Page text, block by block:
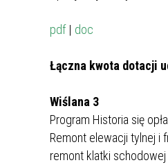
pdf| doc
Łączna kwota dotacji
Wiślana 3
Program Historia się
Remont elewacji tylnej i
remont klatki